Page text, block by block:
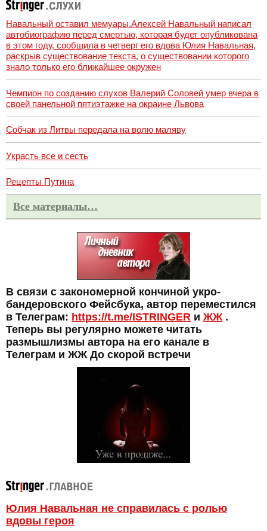
Навальный оставил мемуары.Алексей Навальный написал
автобиографию перед смертью, которая будет опубликована
в этом году, сообщила в четверг его вдова Юлия Навальная,
раскрыв существование текста, о существовании которого
знало только его ближайшее окружен
Чемпион по созданию слухов Валерий Соловей умер вчера в
своей панельной пятиэтажке на окраине Львова
Собчак из Литвы передала на волю маляву
Украсть все и сесть
Рецепты Путина
Все материалы…
В связи с закономерной кончиной укро-
бандеровского Фейсбука, автор переместился
в Телеграм: https://t.me/ISTRINGER и ЖЖ .
Теперь вы регулярно можете читать
размышлизмы автора на его канале в
Телеграм и ЖЖ До скорой встречи
Юлия Навальная не справилась с ролью
вдовы героя